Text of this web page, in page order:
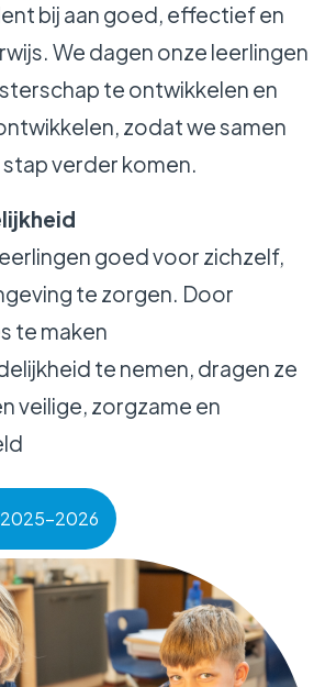
bij aan goed, effectief en
We dagen onze leerlingen
te ontwikkelen en
zodat we samen
verder komen.
goed voor zichzelf,
te zorgen. Door
te maken
te nemen, dragen ze
veilige, zorgzame en
2025-2026